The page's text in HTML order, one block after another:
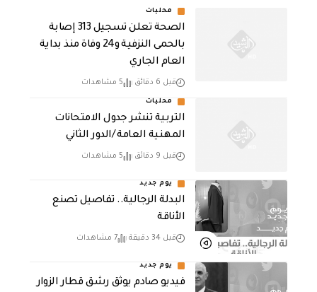
محليات
الصحة تعلن تسجيل 313 إصابة
بالحمى النزفية و24 وفاة منذ بداية
العام الجاري
قبل 6 دقائق 5 مشاهدات
محليات
التربية تنشر جدول الامتحانات
المهنية العامة /الدور الثاني
قبل 9 دقائق 5 مشاهدات
يوم جديد
البدلة الرجالية.. تفاصيل تصنع
الأناقة
قبل 34 دقيقة 7 مشاهدات
يوم جديد
فيديو صادم يوثق رشق قطار الزوار